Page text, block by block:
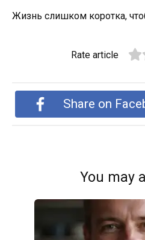
Жизнь слишком коротка,
Rate article
Share on
You may